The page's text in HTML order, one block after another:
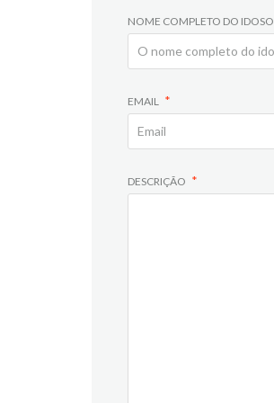
NOME COMPLETO DO IDOSO
EMAIL
DESCRIÇÃO